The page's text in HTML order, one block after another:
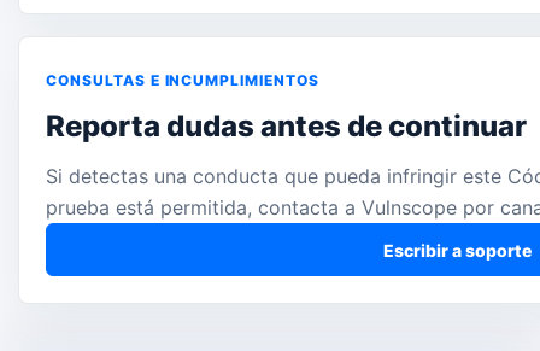
CONSULTAS E INCUMPLIMIENTOS
Reporta dudas antes de continuar
Si detectas una conducta que pueda infringir este
prueba está permitida, contacta a Vulnscope por
Escribir a soporte